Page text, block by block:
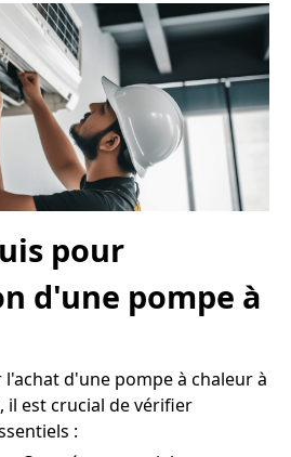
pour
d'une pompe à
d'une pompe à chaleur à
il est crucial de vérifier
: